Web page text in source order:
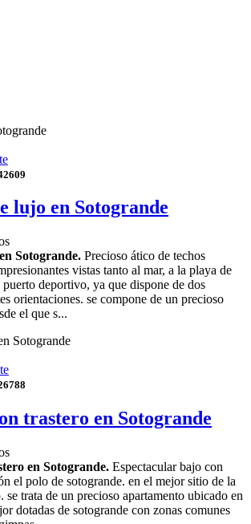
lujo en Sotogrande
Sotogrande. Precioso ático de techos
vistas tanto al mar, a la playa de
deportivo, ya que dispone de dos
orientaciones. se compone de un precioso
el que s...
trastero en Sotogrande
en Sotogrande. Espectacular bajo con
el polo de sotogrande. en el mejor sitio de la
trata de un precioso apartamento ubicado en
dotadas de sotogrande con zonas comunes